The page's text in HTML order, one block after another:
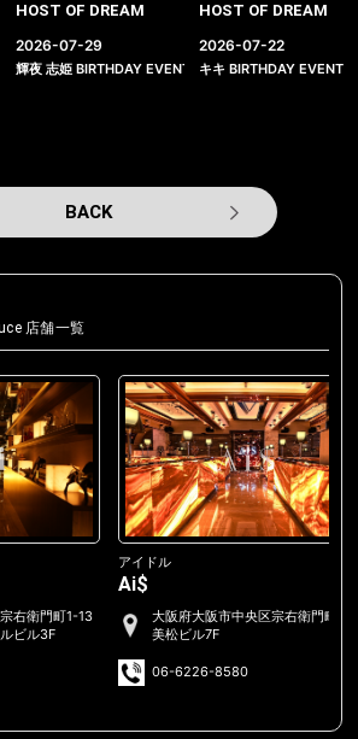
HOST OF DREAM
2026-07-29
輝夜 志姫 BIRTHDAY EVENT
HOST OF DREAM
2026-07-22
キキ BIRTHDAY EVENT
BACK
店舗一覧
右衛門町1-13
ビル3F
アイドル
Ai$
大阪府大阪市中央区宗右衛門町2-
美松ビル7F
06-6226-8580